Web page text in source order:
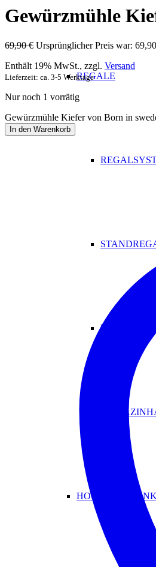
REGALE
HOCKER &
Gewürzmühle
69,90€ Ursprünglicher Preis war:
Enthält 19% MwSt., zzgl. Versand
Lieferzeit: ca. 3-5 Werktage
Nur noch 1 vorrätig
Gewürzmühle Kiefer von Born in
In den Warenkorb